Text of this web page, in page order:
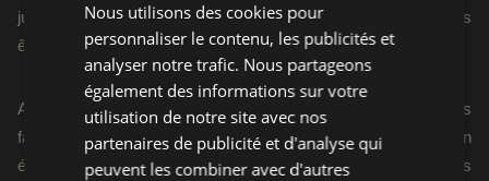
justement là que le projet devient intéressant : faire danser sans
être superficiel, toucher sans alourdir, faire du bien sans tricher.
Avec Good News , Ciao Lucifer
réussit à transformer les
failles en mouvement, les doutes en refrains, et l’intime en
énergie collective. Une pop vivante, généreuse et bien plus
Nous utilisons des cookies pour
personnaliser le contenu, les publicités et
analyser notre trafic. Nous partageons
également des informations sur votre
utilisation de notre site avec nos
partenaires de publicité et d'analyse qui
peuvent les combiner avec d'autres